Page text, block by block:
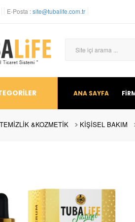
E-Posta :site@tubalife.com.tr
ANA SAYFA
&KOZMETİK KİŞİSEL BAKIM